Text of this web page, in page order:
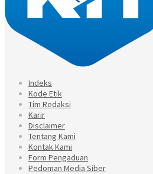
Indeks
Kode Etik
Tim Redaksi
Karir
Disclaimer
Tentang Kami
Kontak Kami
Form Pengaduan
Pedoman Media Siber